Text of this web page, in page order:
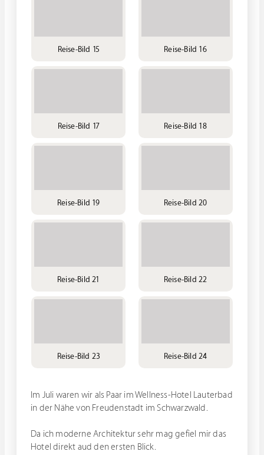
Reise-Bild 15 Reise-Bild 16
Reise-Bild 17 Reise-Bild 18
Reise-Bild 19 Reise-Bild 20
Reise-Bild 21 Reise-Bild 22
Reise-Bild 23 Reise-Bild 24
Im Juli waren wir als Paar im Wellness-Hotel Lauterbad
in der Nähe von Freudenstadt im Schwarzwald.
Da ich moderne Architektur sehr mag gefiel mir das
Hotel direkt aud den ersten Blick.